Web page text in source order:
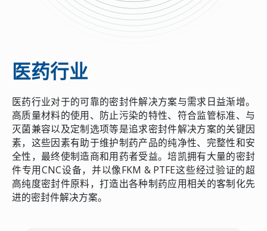
医药行业
医药行业对于的可靠的密封件解决方案与需求日益渐增。
高质量材料的使用、防止污染的特性、符合监管标准、与
灭菌兼容以及定制选项等是追求密封件解决方案的关键因
素，这些因素有助于维护制药产品的纯净性、完整性和安
全性，最终使制造商和用药者受益。培凯拥有大量的密封
件专用CNC设备，并以像FKM & PTFE这些经过验证的超
高纯度密封件原料，打造出各种制药应用相关的客制化先
进的密封件解决方案。